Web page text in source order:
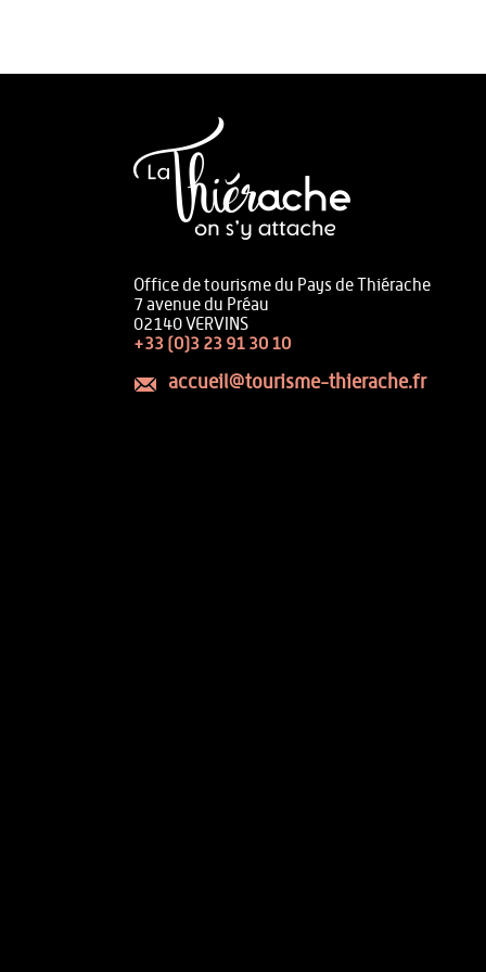
Office de tourisme du Pays de Thiérache
7 avenue du Préau
02140 VERVINS
+33 (0)3 23 91 30 10
accueil@tourisme-thierache.fr